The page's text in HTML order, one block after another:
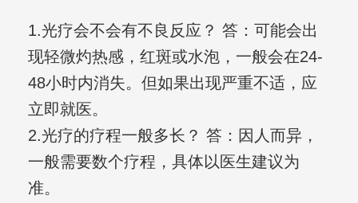
1.光疗会不会有不良反应？ 答：可能会出
现轻微灼热感，红斑或水泡，一般会在24-
48小时内消失。但如果出现严重不适，应
立即就医。
2.光疗的疗程一般多长？ 答：因人而异，
一般需要数个疗程，具体以医生建议为
准。